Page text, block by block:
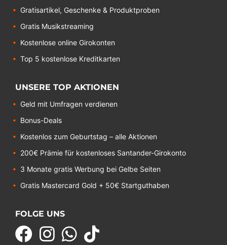
Gratisartikel, Geschenke & Produktproben
Gratis Musikstreaming
Kostenlose online Girokonten
Top 5 kostenlose Kreditkarten
UNSERE TOP AKTIONEN
Geld mit Umfragen verdienen
Bonus-Deals
Kostenlos zum Geburtstag – alle Aktionen
200€ Prämie für kostenloses Santander-Girokonto
3 Monate gratis Werbung bei Gelbe Seiten
Gratis Mastercard Gold + 50€ Startguthaben
FOLGE UNS